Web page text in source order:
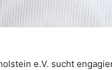
e.V. sucht